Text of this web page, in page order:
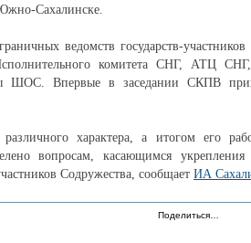
Сахалинске.
ведомств государств-
комитета СНГ, АТЦ
ШОС. Впервые в заседании СКПВ
характера, а итогом его
вопросам, касающимся укрепления
Содружества, сообщает ИА
Поделиться…